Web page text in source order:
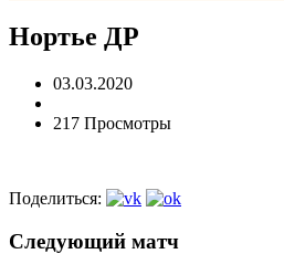
Нортье ДР
03.03.2020
217 Просмотры
Поделиться:
Следующий матч